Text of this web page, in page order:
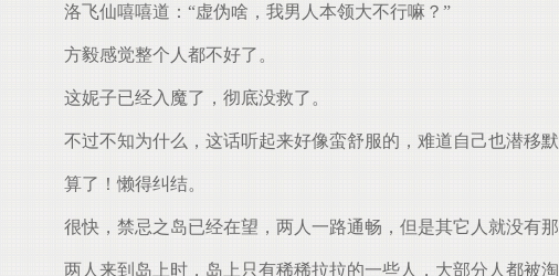
洛飞仙嘻嘻道：“虚伪啥，我男人本领大不行嘛？”
方毅感觉整个人都不好了。
这妮子已经入魔了，彻底没救了。
不过不知为什么，这话听起来好像蛮舒服的，难道自己也潜移默
算了！懒得纠结。
很快，禁忌之岛已经在望，两人一路通畅，但是其它人就没有
两人来到岛上时，岛上只有稀稀拉拉的一些人，大部分人都被淘